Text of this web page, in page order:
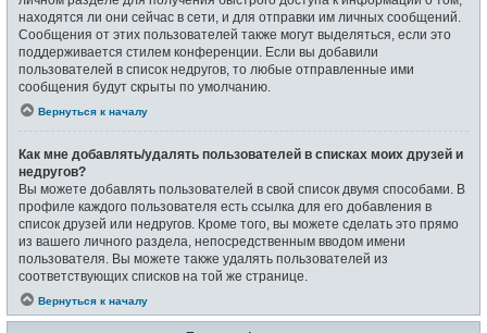
находятся ли они сейчас в сети, и для отправки им личных сообщений.
Сообщения от этих пользователей также могут выделяться, если это
поддерживается стилем конференции. Если вы добавили
пользователей в список недругов, то любые отправленные ими
сообщения будут скрыты по умолчанию.
Вернуться к началу
Как мне добавлять/удалять пользователей в списках моих друзей и
недругов?
Вы можете добавлять пользователей в свой список двумя способами. В
профиле каждого пользователя есть ссылка для его добавления в
список друзей или недругов. Кроме того, вы можете сделать это прямо
из вашего личного раздела, непосредственным вводом имени
пользователя. Вы можете также удалять пользователей из
соответствующих списков на той же странице.
Вернуться к началу